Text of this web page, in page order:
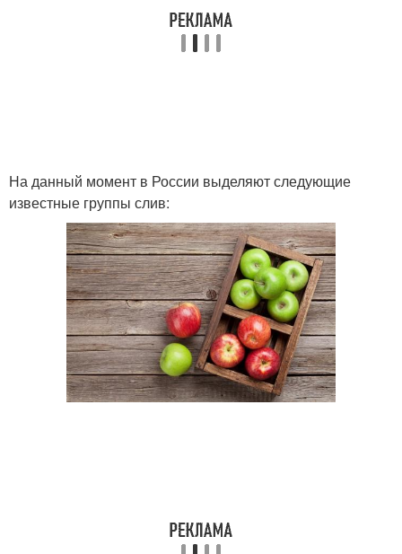
На данный момент в России выделяют следующие
известные группы слив: